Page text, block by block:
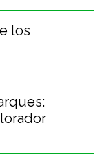
los